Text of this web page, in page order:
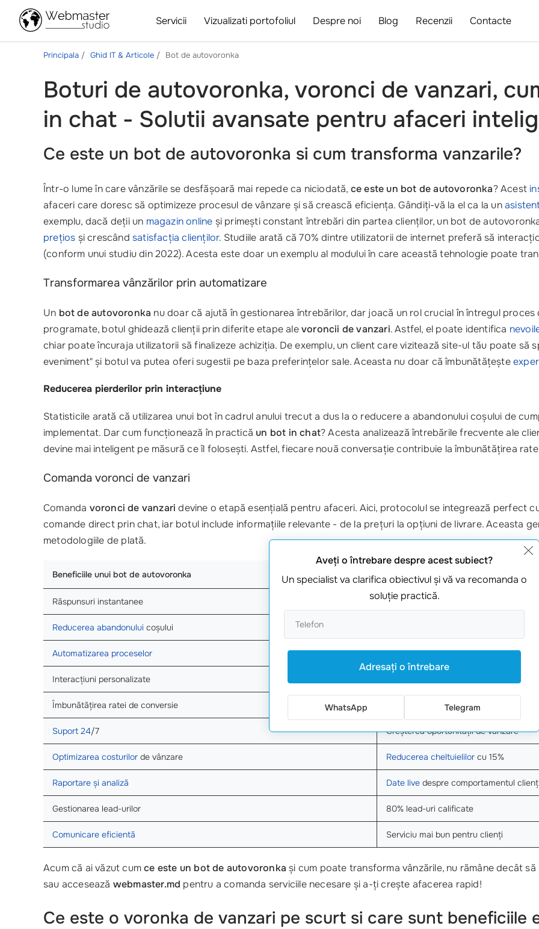
Servicii Vizualizati portofoliul Despre noi Blog Recenzii Contacte
Principala Ghid IT & Articole Bot de autovoronka
Boturi de autovoronka, voronci de vanzari,
in chat - Solutii avansate pentru afaceri
Ce este un bot de autovoronka si cum transforma vanzarile?
Într-o lume în care vânzările se desfășoară mai repede ca niciodată, ce este un bot de autovoronka? Acest
afaceri care doresc să optimizeze procesul de vânzare și să crească eficiența. Gândiți-vă la el ca la un
exemplu, dacă deții un magazin online și primești constant întrebări din partea clienților, un bot de
prețios și crescândsatisfacția clienților. Studiile arată că 70% dintre utilizatorii de internet preferă să
(conform unui studiu din 2022). Acesta este doar un exemplu al modului în care această tehnologie poate
Transformarea vânzărilor prin automatizare
Un bot de autovoronka nu doar că ajută în gestionarea întrebărilor, dar joacă un rol crucial în întregul
programate, botul ghidează clienții prin diferite etape alevoroncii de vanzari. Astfel, el poate identifica
chiar poate încuraja utilizatorii să finalizeze achiziția. De exemplu, un client care vizitează site-ul tău poate să
eveniment" și botul va putea oferi sugestii pe baza preferințelor sale. Aceasta nu doar că îmbunătățește
Reducerea pierderilor prin interacțiune
Statisticile arată că utilizarea unui bot în cadrul anului trecut a dus la o reducere a abandonului coșului de
implementat. Dar cum funcționează în practică un bot in chat? Acesta analizează întrebările frecvente ale
devine mai inteligent pe măsură ce îl folosești. Astfel, fiecare nouă conversație contribuie la îmbunătățirea
Comanda voronci de vanzari
Comanda voronci de vanzari devine o etapă esențială pentru afaceri. Aici, protocolul se integrează perfect
comande direct prin chat, iar botul include informațiile relevante - de la prețuri la opțiuni de livrare. Aceasta
metodologiile de plată.
Beneficiile unui bot de autovoronka Date statistice
Răspunsuri instantanee 70% preferă interacțiunile cu botii
Reducerea abandonului coșului
Automatizarea proceselor 75%eficiență crescutăla vânzări
Interacțiuni personalizate
Îmbunătățirea ratei de conversie creștere a vânzărilor
Suport 24/7 Creșterea oportunității de vânzare
Optimizarea costurilor de vânzare Reducerea cheltuielilor cu 15%
Raportare și analiză Date live despre comportamentul
Gestionarea lead-urilor 80% lead-uri calificate
Comunicare eficientă Serviciu mai bun pentru clienți
Acum că ai văzut cumce este un bot de autovoronka și cum poate transforma vânzările, nu rămâne decât
sau accesează webmaster.md pentru a comanda serviciile necesare și a-ți crește afacerea rapid!
Ce este o voronka de vanzari pe scurt si care sunt beneficiile
Aveţi o întrebare despre acest subiect?
Un specialist va clarifica obiectivul şi vă va recomanda o
soluţie practică.
Adresaţi o întrebare
WhatsApp Telegram